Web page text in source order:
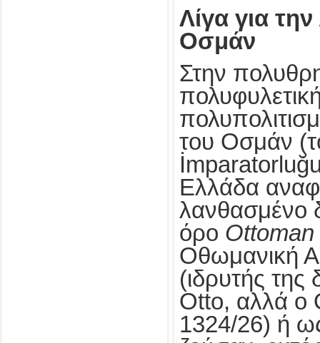
Λίγα για
Οσμάν
Στην
του Οσμάν
Ελλάδα
λανθασμένο
όρο Ottoman
Οθωμανική
(ιδρυτής της
Otto, αλλά ο
1324/26) ή